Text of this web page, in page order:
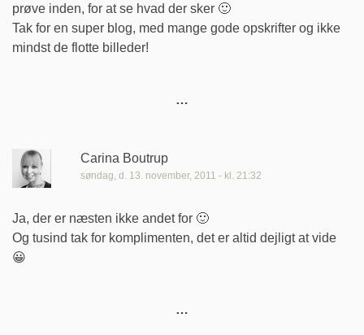
prøve inden, for at se hvad der sker 🙂
Tak for en super blog, med mange gode opskrifter og ikke
mindst de flotte billeder!
Carina Boutrup
søndag, d. 13. november, 2011 - kl. 21:32
Ja, der er næsten ikke andet for 🙂
Og tusind tak for komplimenten, det er altid dejligt at vide
😀